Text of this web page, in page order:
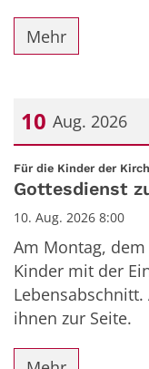
Mehr
10 Aug. 2026
Datum: 10.
Für die Kinder der
Gottesdienst
10. Aug. 2026 8:00
Am Montag,
Kinder mit der
ihnen zur Seite.